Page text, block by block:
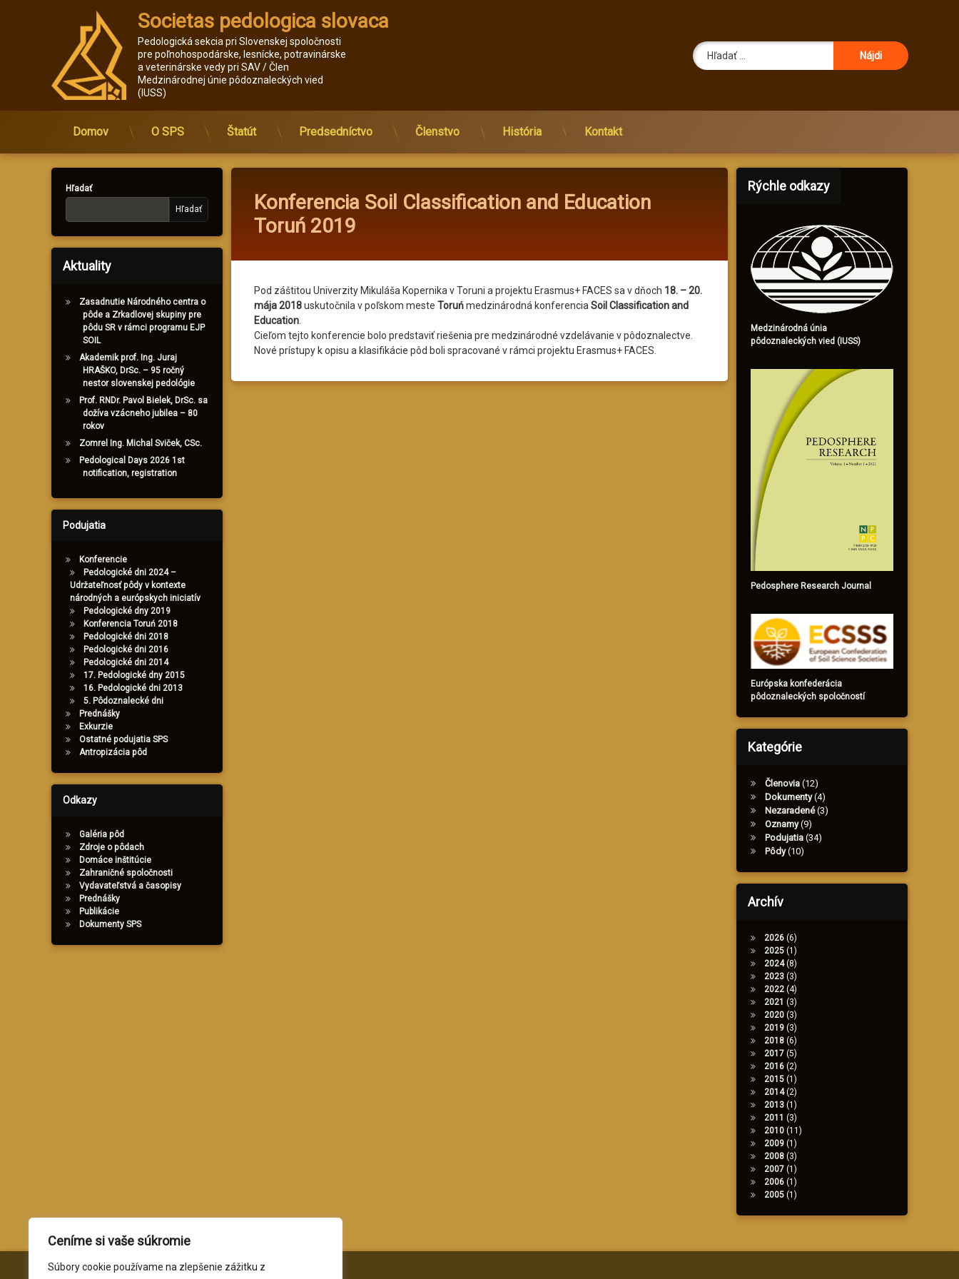
Ceníme si vaše súkromie
Súbory cookie používame na zlepšenie zážitku z
Prejsť
Societas pedologica slovaca
Pedologická sekcia pri Slovenskej spoločnosti
pre poľnohospodárske, lesnícke, potravinárske
a veterinárske vedy pri SAV / Člen
Medzinárodnej únie pôdoznaleckých vied
(IUSS)
Hľadať:
Domov O SPS Štatút Predsedníctvo Členstvo História Kontakt
Konferencia Soil Classification and Education
Toruń 2019
Pod záštitou Univerzity Mikuláša Kopernika v Toruni a projektu Erasmus+ FACES sa v dňoch 18. – 20.
mája 2018uskutočnila v poľskom meste Toruńmedzinárodná konferencia Soil Classification and
Education
Cieľom tejto konferencie bolo predstaviť riešenia pre medzinárodné vzdelávanie v pôdoznalectve.
Nové prístupy k opisu a klasifikácie pôd boli spracované v rámci projektu Erasmus+ FACES.
Hľadať
Hľadať
Aktuality
Zasadnutie Národného centra o
pôde a Zrkadlovej skupiny pre
pôdu SR v rámci programu EJP
SOIL
Akademik prof. Ing. Juraj
HRAŠKO, DrSc. – 95 ročný
nestor slovenskej pedológie
Prof. RNDr. Pavol Bielek, DrSc. sa
dožíva vzácneho jubilea – 80
rokov
Zomrel Ing. Michal Sviček, CSc.
Pedological Days 2026 1st
notification, registration
Podujatia
Konferencie
Pedologické dni 2024 –
Udržateľnosť pôdy v kontexte
národných a európskych iniciatív
Pedologické dny 2019
Konferencia Toruń 2018
Pedologické dni 2018
Pedologické dni 2016
Pedologické dni 2014
17. Pedologické dny 2015
16. Pedologické dni 2013
5. Pôdoznalecké dni
Prednášky
Exkurzie
Ostatné podujatia SPS
Antropizácia pôd
Odkazy
Galéria pôd
Zdroje o pôdach
Domáce inštitúcie
Zahraničné spoločnosti
Vydavateľstvá a časopisy
Prednášky
Publikácie
Dokumenty SPS
Rýchle odkazy
Medzinárodná únia
pôdoznaleckých vied (IUSS)
Pedosphere Research Journal
Európska konfederácia
pôdoznaleckých spoločností
Kategórie
Členovia (12)
Dokumenty(4)
Nezaradené(3)
Oznamy(9)
Podujatia (34)
Pôdy(10)
Archív
2026(6)
2025(1)
2024(8)
2023(3)
2022(4)
2021 (3)
2020(3)
2019(3)
2018(6)
2017(5)
2016(2)
2015(1)
2014(2)
2013(1)
2011 (3)
2010(11)
2009(1)
2008(3)
2007(1)
2006(1)
2005(1)